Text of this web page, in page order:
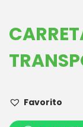
Favorito